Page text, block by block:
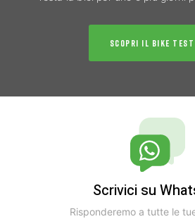
SCOPRI IL BIKE TEST
Scrivici su
Risponderemo a tutte le